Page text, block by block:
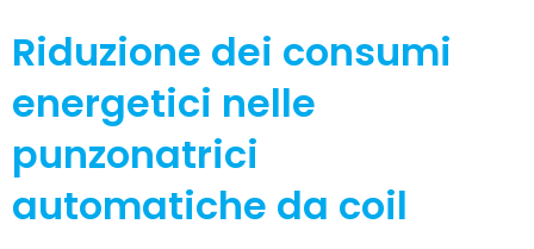
Riduzione dei consumi
energetici nelle
punzonatrici
automatiche da coil